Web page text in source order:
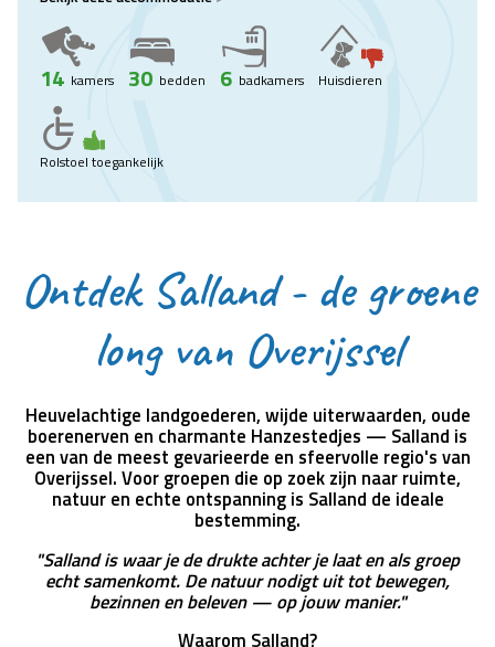
14 kamers 30 bedden 6 badkamers Huisdieren
Rolstoel toegankelijk
Ontdek Salland - de groene
long van Overijssel
Heuvelachtige landgoederen, wijde uiterwaarden, oude
boerenerven en charmante Hanzestedjes — Salland is
een van de meest gevarieerde en sfeervolle regio's van
Overijssel. Voor groepen die op zoek zijn naar ruimte,
natuur en echte ontspanning is Salland de ideale
bestemming.
"Salland is waar je de drukte achter je laat en als groep
echt samenkomt. De natuur nodigt uit tot bewegen,
bezinnen en beleven — op jouw manier."
Waarom Salland?